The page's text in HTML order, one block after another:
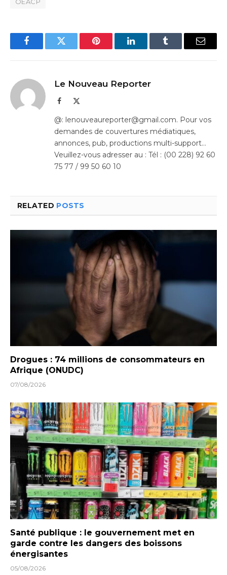
FacebookTwitter Pinterest LinkedInTumblr Email
Le Nouveau Reporter
Facebook
@: lenouveaureporter@gmail.com. Pour vos
demandes de couvertures médiatiques,
annonces, pub, productions multi-support…
Veuillez-vous adresser au : Tél : (00 228) 92 60
75 77 / 99 50 60 10
RELATED POSTS
Drogues : 74 millions de consommateurs en
Afrique (ONUDC)
07/08/2026
Santé publique : le gouvernement met en
garde contre les dangers des boissons
énergisantes
05/08/2026